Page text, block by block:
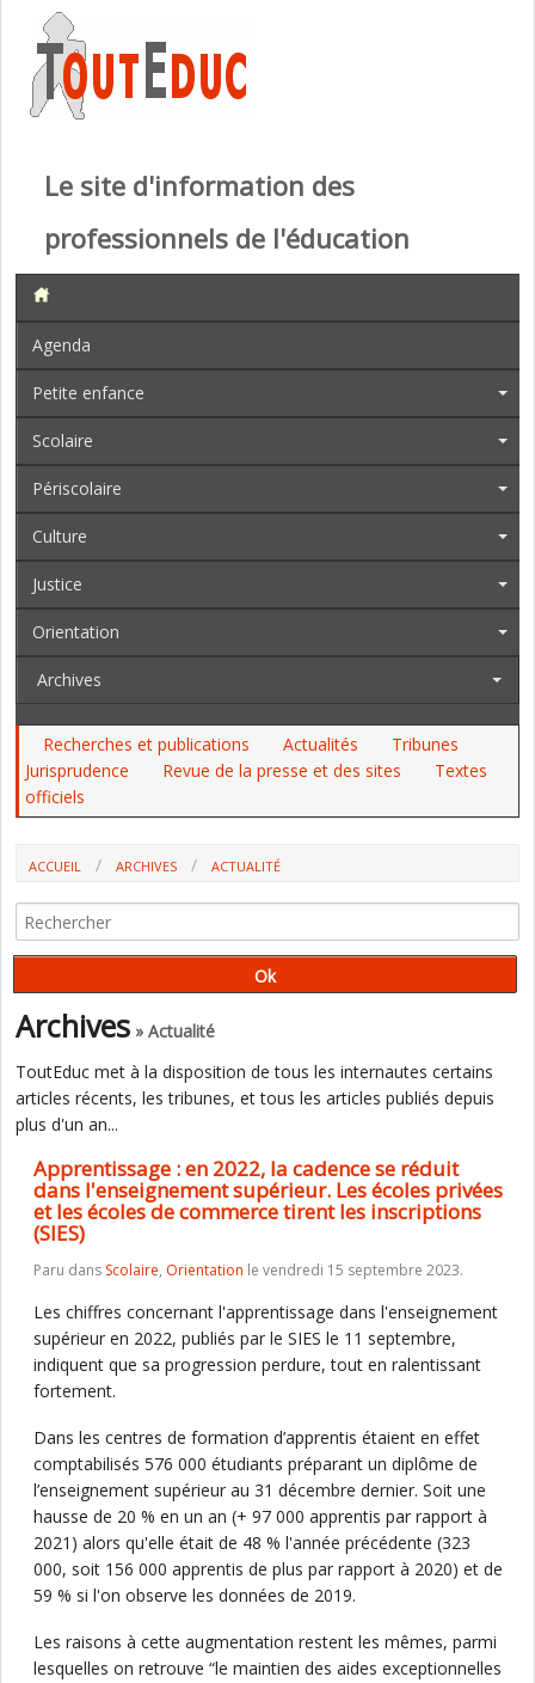
Le site d'information des
professionnels de l'éducation
Agenda
Petite enfance
Scolaire
Périscolaire
Culture
Justice
Orientation
Archives
Recherches et publications Actualités
Tribunes
Jurisprudence
Revue de la presse et des sites
Textes
officiels
ACCUEIL ARCHIVES
ACTUALITÉ
L'ENSEIGNEMENT SUPÉRIEUR. LES ÉCOLES PRIVÉES ET LES ÉCOLES DE
COMMERCE TIRENT LES INSCRIPTIONS (SIES)
Archives » Actualité
ToutEduc met à la disposition de tous les internautes certains
articles récents, les tribunes, et tous les articles publiés depuis
plus d'un an...
Apprentissage : en 2022, la cadence se réduit
dans l'enseignement supérieur. Les écoles privées
et les écoles de commerce tirent les inscriptions
(SIES)
Paru dans Scolaire, Orientation le vendredi 15 septembre 2023.
Les chiffres concernant l'apprentissage dans l'enseignement
supérieur en 2022, publiés par le SIES le 11 septembre,
indiquent que sa progression perdure, tout en ralentissant
fortement.
Dans les centres de formation d’apprentis étaient en effet
comptabilisés 576 000 étudiants préparant un diplôme de
l’enseignement supérieur au 31 décembre dernier. Soit une
hausse de 20 % en un an (+ 97 000 apprentis par rapport à
2021) alors qu'elle était de 48 % l'année précédente (323
000, soit 156 000 apprentis de plus par rapport à 2020) et de
59 % si l'on observe les données de 2019.
Les raisons à cette augmentation restent les mêmes, parmi
lesquelles on retrouve “le maintien des aides exceptionnelles